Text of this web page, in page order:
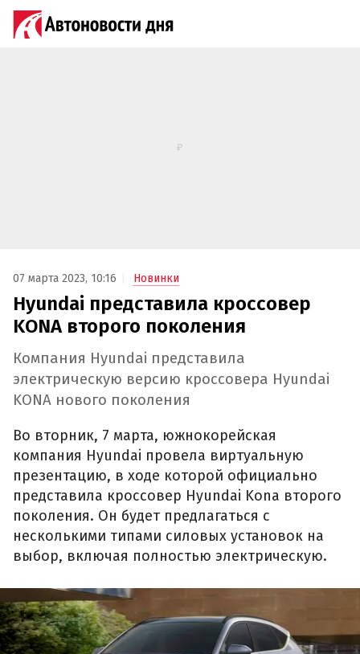
07 марта 2023, 10:16 Новинки
Hyundai представила кроссовер
KONA второго поколения
Компания Hyundai представила
электрическую версию кроссовера Hyundai
KONA нового поколения
Во вторник, 7 марта, южнокорейская
компания Hyundai провела виртуальную
презентацию, в ходе которой официально
представила кроссовер Hyundai Kona второго
поколения. Он будет предлагаться с
несколькими типами силовых установок на
выбор, включая полностью электрическую.